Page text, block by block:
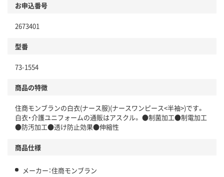
お申込番号
2673401
型番
73-1554
商品の特徴
住商モンブランの白衣(ナース服)(ナースワンピース<半袖>)です。
白衣・介護ユニフォームの通販はアスクル。 ●制菌加工●制電加工
●防汚加工●透け防止効果●伸縮性
商品仕様
メーカー：住商モンブラン